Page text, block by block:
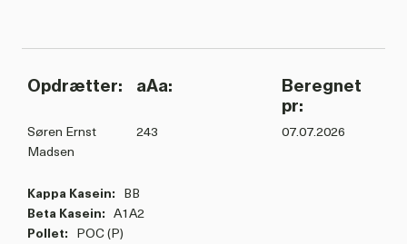
Opdrætter: aAa:
Beregnet
pr:
Søren Ernst
Madsen
243 07.07.2026
Kappa Kasein: BB
Beta Kasein: A1A2
Pollet: POC (P)